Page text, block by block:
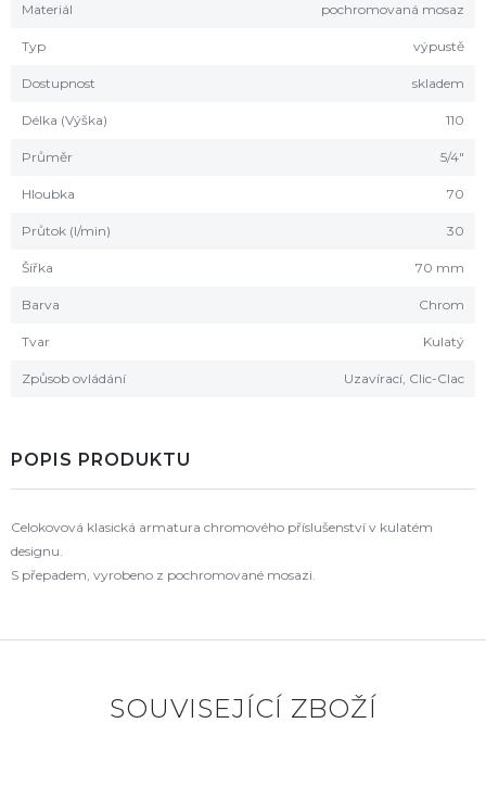
Materiál pochromovaná mosaz
Typ výpustě
Dostupnost skladem
Délka (Výška) 110
Průměr 5/4"
Hloubka 70
Průtok (l/min) 30
Šířka 70 mm
Barva Chrom
Tvar Kulatý
Způsob ovládání Uzavírací, Clic-Clac
POPIS PRODUKTU
Celokovová klasická armatura chromového příslušenství v kulatém
designu.
S přepadem, vyrobeno z pochromované mosazi.
SOUVISEJÍCÍ ZBOŽÍ